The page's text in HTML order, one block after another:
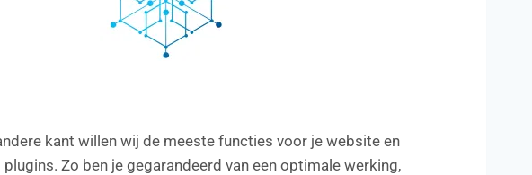
kant willen wij de meeste functies voor je website en
Zo ben je gegarandeerd van een optimale werking,